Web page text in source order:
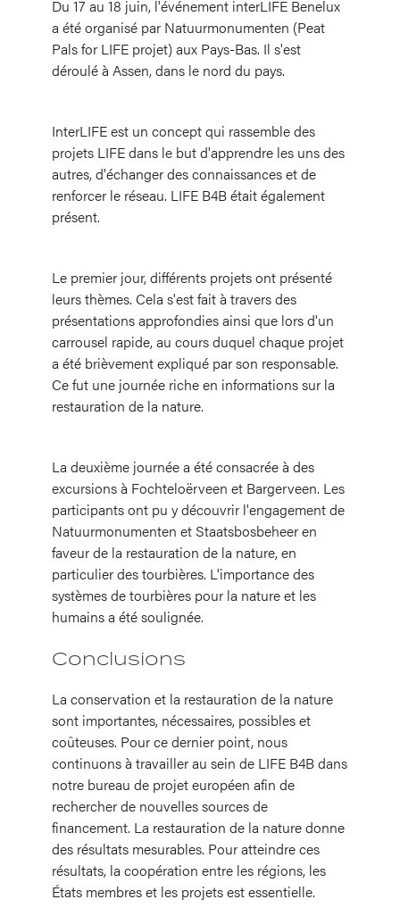
Du 17 au 18 juin, l'événement interLIFE Benelux
a été organisé par Natuurmonumenten (Peat
Pals for LIFE projet)aux Pays-Bas. Il s'est
déroulé à Assen, dans le nord du pays.
InterLIFE est un concept qui rassemble des
projets LIFE dans le but d'apprendre les uns des
autres, d'échanger des connaissances et de
renforcer le réseau. LIFE B4B était également
présent.
Le premier jour, différents projets ont présenté
leurs thèmes. Cela s'est fait à travers des
présentations approfondies ainsi que lors d'un
carrousel rapide, au cours duquel chaque projet
a été brièvement expliqué par son responsable.
Ce fut une journée riche en informations sur la
restauration de la nature.
La deuxième journée a été consacrée à des
excursions à Fochteloërveen et Bargerveen. Les
participants ont pu y découvrir l'engagement de
Natuurmonumenten et Staatsbosbeheer en
faveur de la restauration de la nature, en
particulier des tourbières. L'importance des
systèmes de tourbières pour la nature et les
humains a été soulignée.
Conclusions
La conservation et la restauration de la nature
sont importantes, nécessaires, possibles et
coûteuses. Pour ce dernier point, nous
continuons à travailler au sein de LIFE B4B dans
notre bureau de projet européen afin de
rechercher de nouvelles sources de
financement. La restauration de la nature donne
des résultats mesurables. Pour atteindre ces
résultats, la coopération entre les régions, les
États membres et les projets est essentielle.